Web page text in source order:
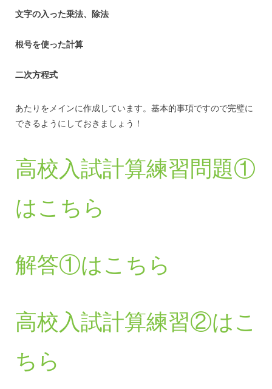
文字の入った乗法、除法
根号を使った計算
二次方程式
あたりをメインに作成しています。基本的事項ですので完璧に
できるようにしておきましょう！
高校入試計算練習問題①
はこちら
解答①はこちら
高校入試計算練習②はこ
ちら